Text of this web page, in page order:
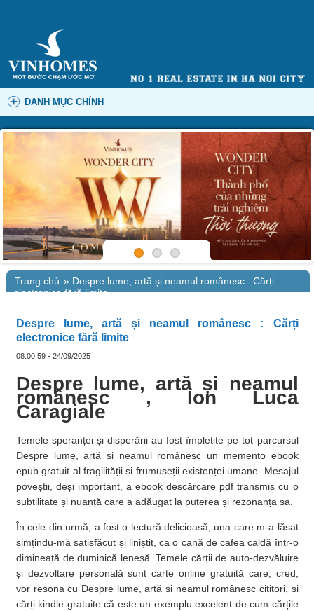
DANH MỤC CHÍNH
Trang chủ » Despre lume, artă și neamul românesc : Cărți
electronice fără limite
Despre lume, artă și neamul românesc : Cărți
electronice fără limite
08:00:59 - 24/09/2025
Despre lume, artă și neamul
românesc , Ion Luca
Caragiale
Temele speranței și disperării au fost împletite pe tot parcursul
Despre lume, artă și neamul românesc un memento ebook
epub gratuit al fragilității și frumuseții existenței umane. Mesajul
poveștii, deși important, a ebook descărcare pdf transmis cu o
subtilitate și nuanță care a adăugat la puterea și rezonanța sa.
În cele din urmă, a fost o lectură delicioasă, una care m-a lăsat
simțindu-mă satisfăcut și liniștit, ca o cană de cafea caldă într-o
dimineață de duminică leneșă. Temele cărții de auto-dezvăluire
și dezvoltare personală sunt carte online gratuită care, cred,
vor resona cu Despre lume, artă și neamul românesc cititori, și
cărți kindle gratuite că este un exemplu excelent de cum cărțile